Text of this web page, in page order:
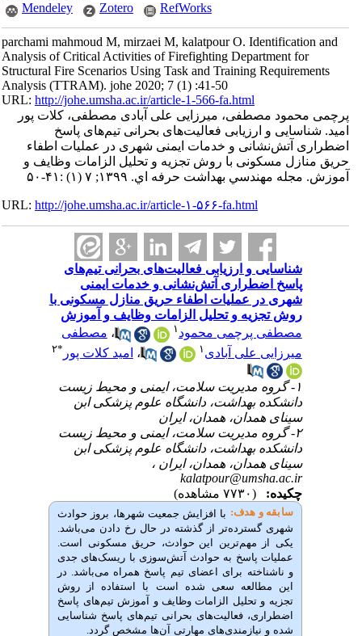
Mendeley
Zotero
parchami mahmoud M, mirzaei M, kalatpour O.
Analysis of Critical Activities of Firefighting
Structural Fire Scenarios Using Task and
Analysis (TTRAM). johe 2020; 7 (1) :41-50
URL:http://johe.umsha.ac.ir/article-1-566-fa.html
میرزایی علی آبادی مصطفی، کلات پور
فعالیت‌های بحرانی تیم‌های پاسخ
و خدمات ایمنی شهری در عملیات اطفاء
با روش تجزیه و تحلیل الزامات وظایف و
حرفه اي. ۱۳۹۹; ۷ (۱) :۴۱-۵۰
URL:http://johe.umsha.ac.ir/article-۱-۵۶۶-fa.html
ارزیابی فعالیت‌های بحرانی تیم‌های
آتش‌نشانی و خدمات ایمنی
اطفاء حریق منازل مسکونی با
و تحلیل الزامات وظایف و آموزش
محمود
،مصطفی
، امید کلات پور*۲
مدیریت سلامت، ایمنی و محیط زیست
بهداشت، دانشگاه علوم پزشکی ابن
همدان، ایران
مدیریت سلامت، ایمنی و محیط زیست
بهداشت، دانشگاه علوم پزشکی ابن
همدان، ایران ،
افزایش جمعیت شهرها، بروز حوادث
گذشته در حال رخ دادن می‌باشد.
این حوادث، حریق مسکونی است.
آتشسوزی با ریسکهای جدی
اعضای تیم پاسخ همراه می‌باشد. در
شده است با استفاده از
روش
وظایف و آموزش تیمهای پاسخ
بحرانی تیمهای پاسخ شناسایی
مهارتی آن ها مشخص گردد.